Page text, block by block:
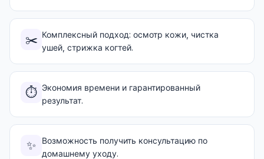
✂️ Комплексный подход: осмотр кожи, чистка
ушей, стрижка когтей.
⏱️ Экономия времени и гарантированный
результат.
✨
Возможность получить консультацию по
домашнему уходу.